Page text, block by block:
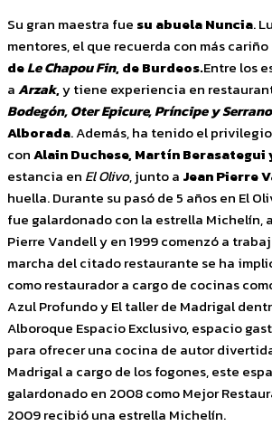
Su gran maestra fue su abuela Nuncia.
mentores, el que recuerda con más
deLe Chapou Fin, de Burdeos.Entre los
aArzak,y tiene experiencia en
Bodegón, Oter Epicure, Príncipey Serrano
Alborada. Además, ha tenido el
conAlain Duchese, Martín Berasategui
estancia en El Olivo, junto a Jean Pierre
huella. Durante su pasó de 5 años en El
fue galardonado con la estrella Michelín,
Pierre Vandell y en 1999 comenzó a
marcha del citado restaurante se ha
como restaurador a cargo de cocinas
Azul Profundo y El taller de Madrigal
Alboroque Espacio Exclusivo, espacio
para ofrecer una cocina de autor
Madrigal a cargo de los fogones, este
galardonado en 2008 como Mejor
2009 recibió una estrella Michelín.